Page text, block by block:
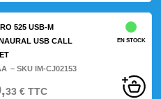
525 USB-M
USB CALL
– SKU IM-CJ02153
EN STOCK
33€TTC